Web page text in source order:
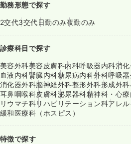
勤務形態で探す
2交代3交代日勤のみ夜勤のみ
診療科目で探す
美容外科美容皮膚科内科呼吸器内科消
血液内科腎臓内科糖尿病内科外科呼吸
消化器外科脳神経外科整形外科形成外科
耳鼻咽喉科皮膚科泌尿器科精神科・心
リウマチ科リハビリテーション科アレ
緩和医療科（ホスピス）
特徴で探す